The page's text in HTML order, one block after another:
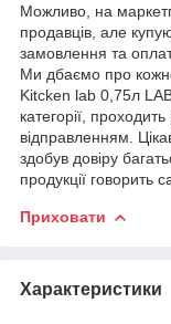
Можливо, на
продавців, але
замовлення та
Ми дбаємо про
Kitcken lab 0,75л
категорії,
відправленням.
здобув довіру
продукції говорить
Приховати
Характеристики